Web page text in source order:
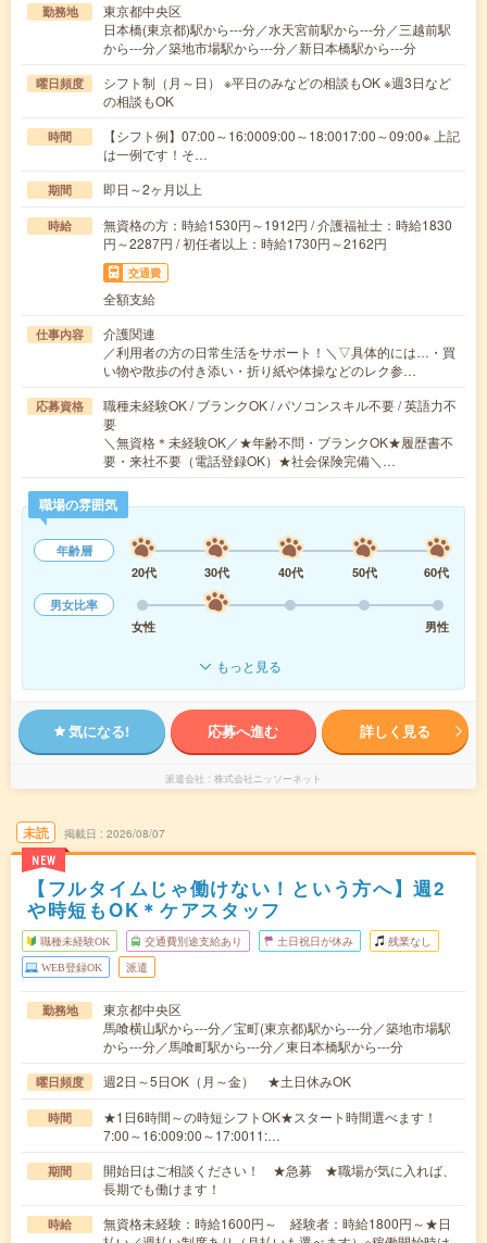
勤務地
東京都中央区
日本橋(東京都)駅から---分／水天宮前駅から---分／三越前駅
から---分／築地市場駅から---分／新日本橋駅から---分
曜日頻度
シフト制（月～日） ※平日のみなどの相談もOK ※週3日など
の相談もOK
時間
【シフト例】07:00～16:0009:00～18:0017:00～09:00※ 上記
は一例です！そ…
期間 即日～2ヶ月以上
時給
無資格の方：時給1530円～1912円 / 介護福祉士：時給1830
円～2287円 / 初任者以上：時給1730円～2162円
交通費
全額支給
仕事内容
介護関連
／利用者の方の日常生活をサポート！＼▽具体的には…・買
い物や散歩の付き添い・折り紙や体操などのレク参…
応募資格
職種未経験OK / ブランクOK / パソコンスキル不要 / 英語力不
要
＼無資格＊未経験OK／★年齢不問・ブランクOK★履歴書不
要・来社不要（電話登録OK）★社会保険完備＼…
職場の雰囲気
年齢層
20代
30代 40代 50代
60代
男女比率
女性
男性
もっと見る
気になる! 応募へ進む 詳しく見る
派遣会社 株式会社ニッソーネット
未読
NEW
掲載日 2026/08/07
【フルタイムじゃ働けない！という方へ】週2
や時短もOK＊ケアスタッフ
職種未経験OK 交通費別途支給あり 土日祝日が休み 残業なし
WEB登録OK 派遣
勤務地
東京都中央区
馬喰横山駅から---分／宝町(東京都)駅から---分／築地市場駅
から---分／馬喰町駅から---分／東日本橋駅から---分
曜日頻度 週2日～5日OK（月～金） ★土日休みOK
時間
★1日6時間～の時短シフトOK★スタート時間選べます！
7:00～16:009:00～17:0011:…
期間
開始日はご相談ください！ ★急募 ★職場が気に入れば、
長期でも働けます！
時給
無資格未経験：時給1600円～ 経験者：時給1800円～★日